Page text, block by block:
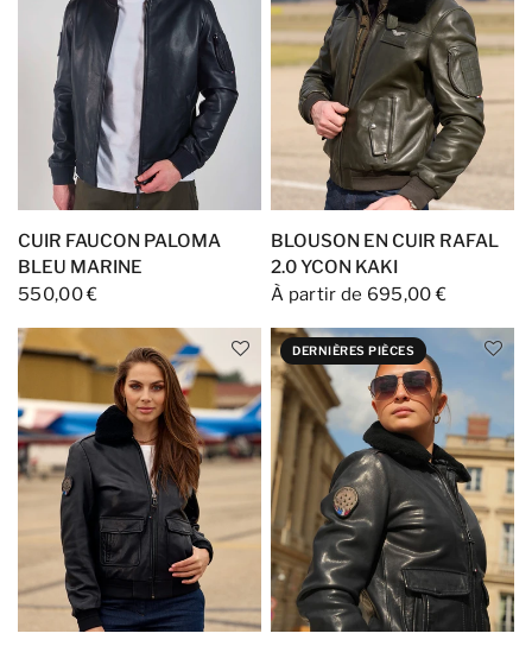
CUIR FAUCON PALOMA
BLEU MARINE
550,00 €
BLOUSON EN CUIR RAFAL
2.0 YCON KAKI
À partir de 695,00 €
DERNIÈRES PIÈCES